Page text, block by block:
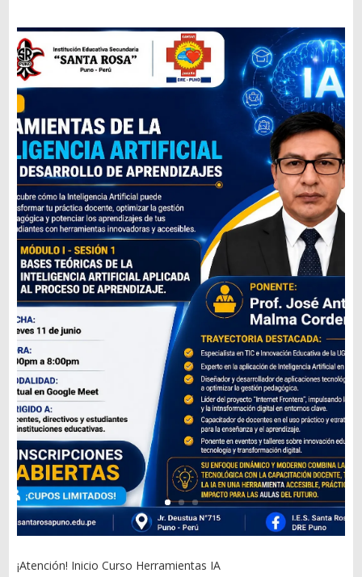
¡Atención! Inicio Curso Herramientas IA